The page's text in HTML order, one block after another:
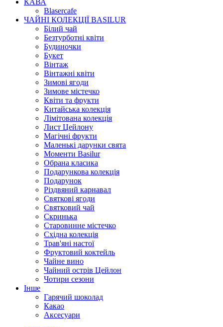
КАВА
Blasercafe
ЧАЙНІ КОЛЕКЦІЇ BASILUR
Білий чай
Безтурботні квіти
Будиночки
Букет
Вінтаж
Вінтажні квіти
Зимові ягоди
Зимове містечко
Квіти та фрукти
Китайська колекція
Лімітована колекція
Лист Цейлону
Магічні фрукти
Маленькі дарунки свята
Моменти Basilur
Обрана класика
Подарункова колекція
Подарунок
Різдвяний карнавал
Святкові ягоди
Святковий чай
Скринька
Старовинне містечко
Східна колекція
Трав'яні настої
Фруктовий коктейль
Чайне вино
Чайний острів Цейлон
Чотири сезони
Інше
Гарячий шоколад
Какао
Аксесуари